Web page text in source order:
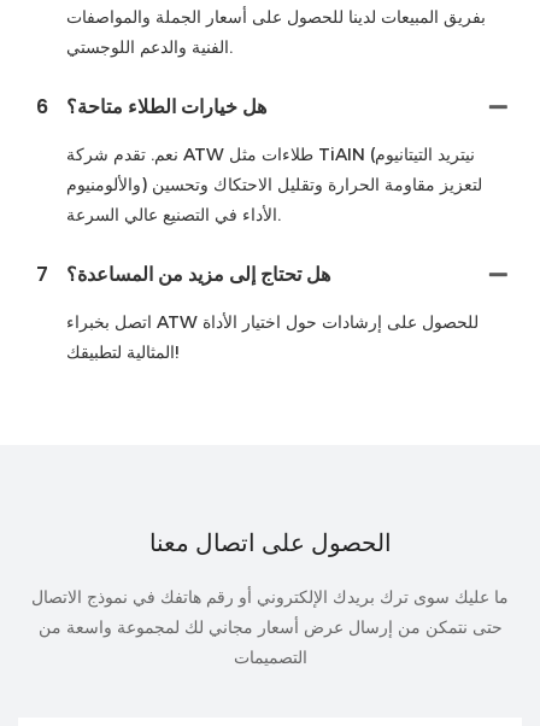
بفريق المبيعات لدينا للحصول على أسعار الجملة والمواصفات
الفنية والدعم اللوجستي.
6 هل خيارات الطلاء متاحة؟
نعم. تقدم شركة ATW طلاءات مثل TiAIN (نيتريد التيتانيوم
والألومنيوم) لتعزيز مقاومة الحرارة وتقليل الاحتكاك وتحسين
الأداء في التصنيع عالي السرعة.
7 هل تحتاج إلى مزيد من المساعدة؟
اتصل بخبراء ATW للحصول على إرشادات حول اختيار الأداة
المثالية لتطبيقك!
الحصول على اتصال معنا
ما عليك سوى ترك بريدك الإلكتروني أو رقم هاتفك في نموذج الاتصال
حتى نتمكن من إرسال عرض أسعار مجاني لك لمجموعة واسعة من
التصميمات